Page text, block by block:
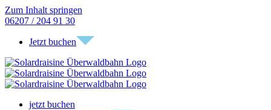
Zum Inhalt springen
06207 / 204 91 30
Jetzt buchen
jetzt buchen